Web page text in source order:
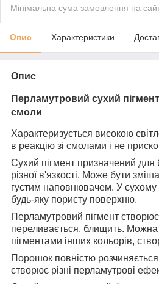
Мінімальна сума замовлення на
Опис Характеристики
Опис
Перламутровий сухий
смоли
Характеризується високою
в реакцію зі смолами і не
Сухий пігмент призначений для
різної в'язкості. Може бути
густим наповнювачем. У сухому
будь-яку пористу поверхню.
Перламутровий пігмент
переливається, блищить. Можна
пігментами інших кольорів,
Порошок повністю
створює різні перламутрові